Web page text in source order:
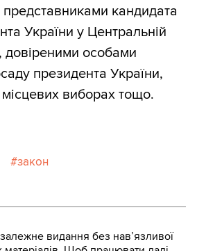
представниками кандидата
України у Центральній
довіреними особами
президента України,
виборах тощо.
закон
видання без навʼязливої